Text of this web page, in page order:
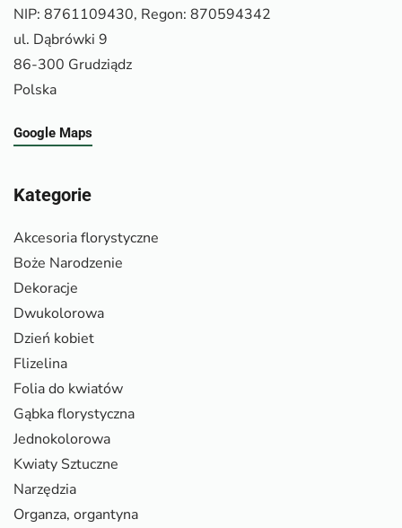
NIP: 8761109430, Regon: 870594342
ul. Dąbrówki 9
86-300 Grudziądz
Polska
Google Maps
Kategorie
Akcesoria florystyczne
Boże Narodzenie
Dekoracje
Dwukolorowa
Dzień kobiet
Flizelina
Folia do kwiatów
Gąbka florystyczna
Jednokolorowa
Kwiaty Sztuczne
Narzędzia
Organza, organtyna